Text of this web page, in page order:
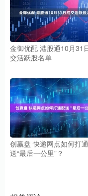
金御优配 港股通10月31
交活跃股名单
创赢盘 快递网点如何打
送“最后一公里”？